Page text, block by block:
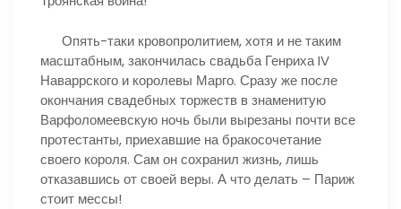
Опять-таки кровопролитием, хотя и не таким
масштабным, закончилась свадьба Генриха IV
Наваррского и королевы Марго. Сразу же после
окончания свадебных торжеств в знаменитую
Варфоломеевскую ночь были вырезаны почти все
протестанты, приехавшие на бракосочетание
своего короля. Сам он сохранил жизнь, лишь
отказавшись от своей веры. А что делать – Париж
стоит мессы!